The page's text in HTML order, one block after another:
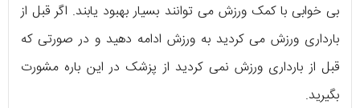
بی خوابی با کمک ورزش می توانند بسیار بهبود یابند. اگر قبل از
بارداری ورزش می کردید به ورزش ادامه دهید و در صورتی که
قبل از بارداری ورزش نمی کردید از پزشک در این باره مشورت
بگیرید.